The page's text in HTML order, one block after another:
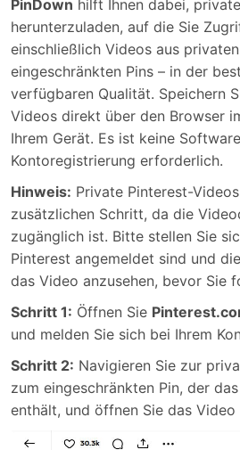
PinDown hilft Ihnen dabei,
herunterzuladen, auf die Sie
einschließlich Videos aus
eingeschränkten Pins – in der
verfügbaren Qualität. Speichern
Videos direkt über den Browser
Ihrem Gerät. Es ist keine
Kontoregistrierung erforderlich.
Hinweis: Private Pinterest-
zusätzlichen Schritt, da die
zugänglich ist. Bitte stellen Sie
Pinterest angemeldet sind und
das Video anzusehen, bevor Sie
Schritt 1: Öffnen Sie
und melden Sie sich bei Ihrem
Schritt 2: Navigieren Sie zur
zum eingeschränkten Pin, der
enthält, und öffnen Sie das